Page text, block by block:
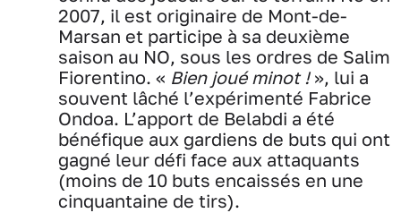
2007, il est originaire de Mont-de-
Marsan et participe à sa deuxième
saison au NO, sous les ordres de Salim
Fiorentino. « Bien joué minot ! », lui a
souvent lâché l’expérimenté Fabrice
Ondoa. L’apport de Belabdi a été
bénéfique aux gardiens de buts qui ont
gagné leur défi face aux attaquants
(moins de 10 buts encaissés en une
cinquantaine de tirs).